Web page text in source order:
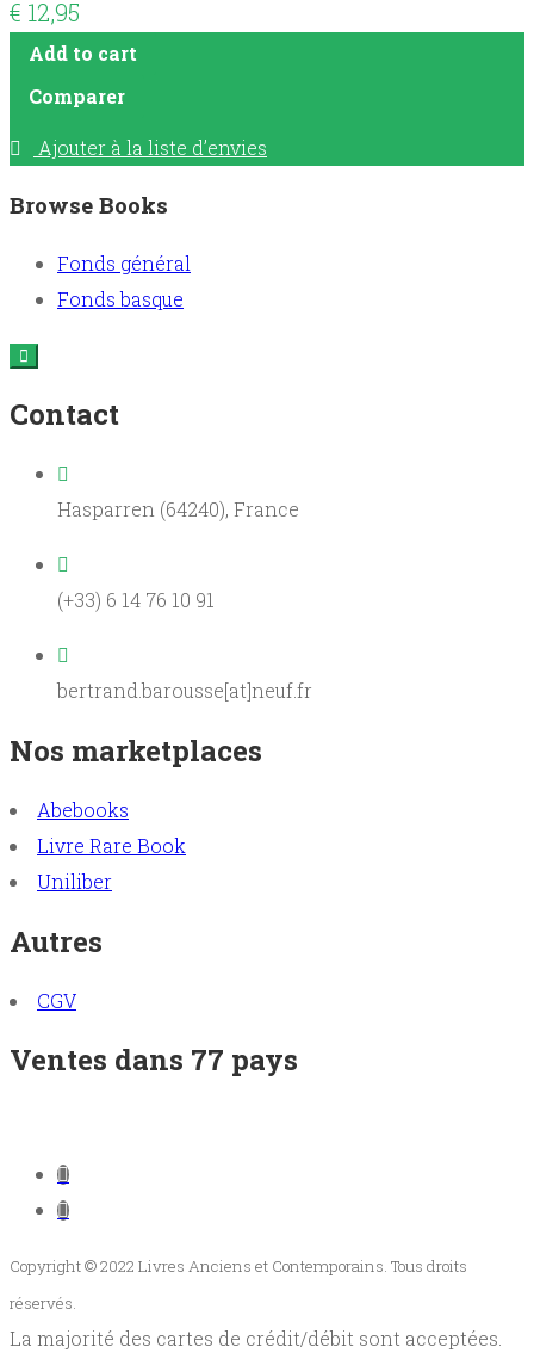
€ 12,95
Add to cart
Comparer
Ajouter à la liste d’envies
Browse Books
Fonds général
Fonds basque
Contact
Hasparren (64240), France
(+33) 6 14 76 10 91
bertrand.barousse[at]neuf.fr
Nos marketplaces
Abebooks
Livre Rare Book
Uniliber
Autres
CGV
Ventes dans 77 pays
Copyright © 2022 Livres Anciens et Contemporains. Tous droits
réservés.
La majorité des cartes de crédit/débit sont acceptées.